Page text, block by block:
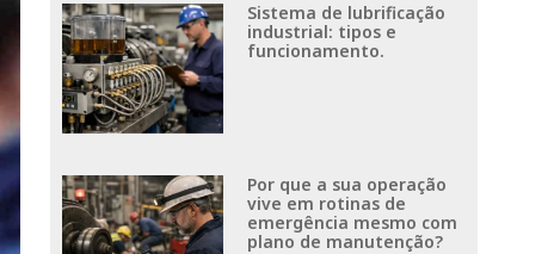
Sistema de lubrificação
industrial: tipos e
funcionamento.
Por que a sua operação
vive em rotinas de
emergência mesmo com
plano de manutenção?